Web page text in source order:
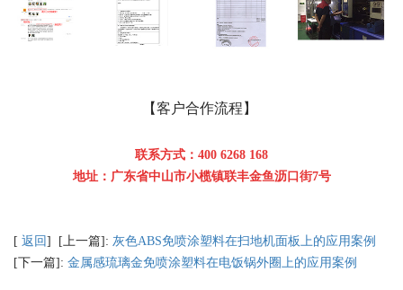
【客户合作流程】
联系方式：400 6268 168
地址：广东省中山市小榄镇联丰金鱼沥口街7号
[ 返回] [上一篇]: 灰色ABS免喷涂塑料在扫地机面板上的应用案例
[下一篇]: 金属感琉璃金免喷涂塑料在电饭锅外圈上的应用案例